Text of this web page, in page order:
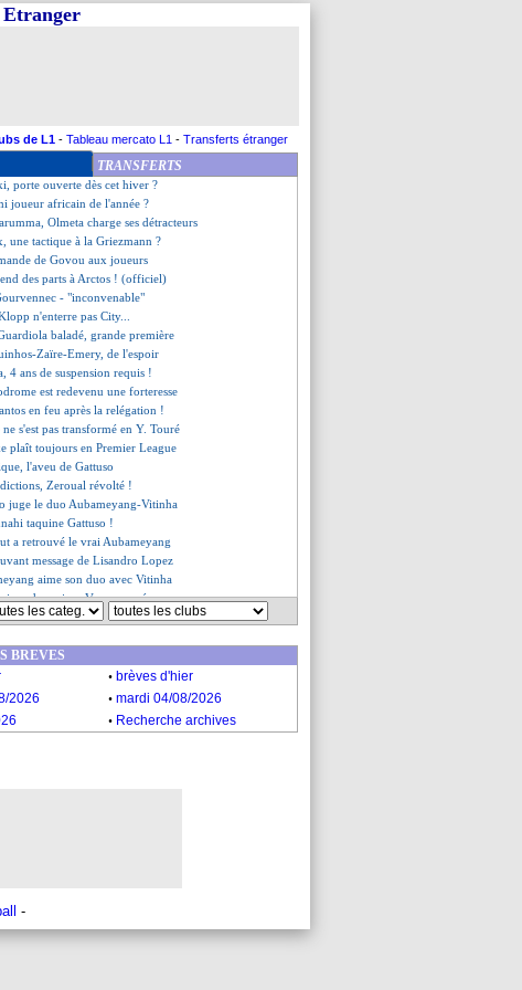
de L1 - Tableau mercato L1 - Transferts étranger
TRANSFERTS
drôle d'annonce de Guardiola
de l'OM punit Al Ittihad
: Kantari coach intérimaire (off.)
prolongé avec la même formule ?
porte ouverte dès cet hiver ?
joueur africain de l'année ?
Olmeta charge ses détracteurs
une tactique à la Griezmann ?
de Govou aux joueurs
des parts à Arctos ! (officiel)
- "inconvenable"
n'enterre pas City...
baladé, grande première
Zaïre-Emery, de l'espoir
4 ans de suspension requis !
est redevenu une forteresse
en feu après la relégation !
ne s'est pas transformé en Y. Touré
plaît toujours en Premier League
l'aveu de Gattuso
Zeroual révolté !
juge le duo Aubameyang-Vitinha
taquine Gattuso !
a retrouvé le vrai Aubameyang
message de Lisandro Lopez
aime son duo avec Vitinha
champion, Vasco sauvé
le CP Cherki !
lucide de Sage
de Gattuso
brèves du mer. 6 décembre 2023
BREVES
. brèves d'hier
2026 . mardi 04/08/2026
. Recherche archives
-